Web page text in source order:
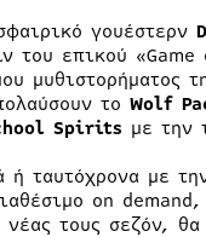
γουέστερν
του επικού
μυθιστορήματος
το Wolf
Spirits με την
με την
on demand,
τους σεζόν,